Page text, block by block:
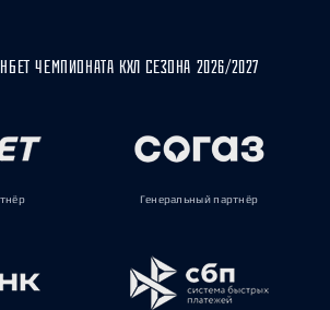
ЧЕМПИОНАТА КХЛ СЕЗОНА 2026/2027
Генеральный партнёр